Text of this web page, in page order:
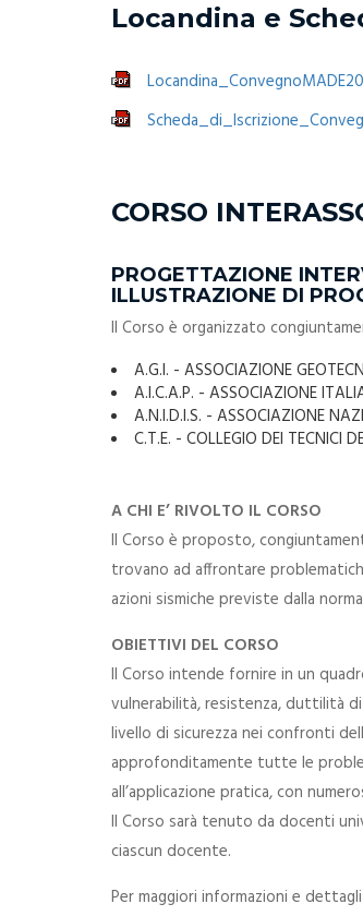
Locandina e
CORSO
PROGETTAZIONE
ILLUSTRAZIONE DI
Il Corso è organizzato
A.G.I. - ASSOCIAZIONE
A.I.C.A.P. - ASSOCIAZIONE
A.N.I.D.I.S. - ASSOCIAZIONE
C.T.E. - COLLEGIO DEI TECNICI
A CHI E’ RIVOLTO IL CORSO
Il Corso è proposto,
trovano ad affrontare
azioni sismiche previste dalla
OBIETTIVI DEL CORSO
Il Corso intende fornire in un
vulnerabilità, resistenza, duttilità
livello di sicurezza nei confronti
approfonditamente tutte le
all’applicazione pratica, con
Il Corso sarà tenuto da docenti
ciascun docente.
Per maggiori informazioni e dettagli